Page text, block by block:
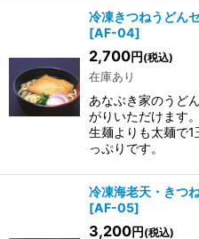
冷凍きつねうどん
[AF-04]
2,700円 (税込)
在庫あり
あなぶき家のうど
がりいただけます
生麺よりも太麺で
っぷりです。
冷凍海老天・きつ
[AF-05]
3,200円 (税込)